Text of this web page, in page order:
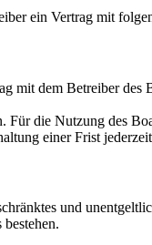
ein Vertrag mit
dem Betreiber
die Nutzung des
einer Frist
und